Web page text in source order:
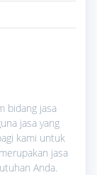
bidang jasa
jasa yang
kami untuk
jasa
Anda.